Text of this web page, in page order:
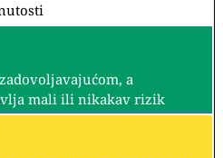
a
mali ili nikakav rizik